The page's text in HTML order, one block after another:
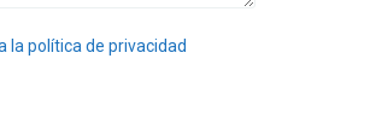
la política de privacidad